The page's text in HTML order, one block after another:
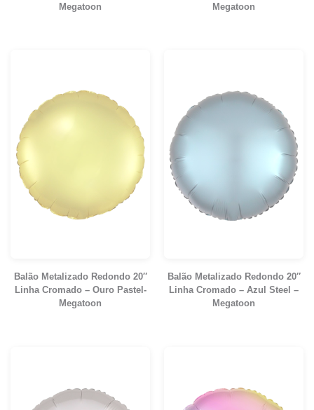
Megatoon
Megatoon
Balão Metalizado Redondo 20″
Linha Cromado – Ouro Pastel-
Megatoon
Balão Metalizado Redondo 20″
Linha Cromado – Azul Steel –
Megatoon